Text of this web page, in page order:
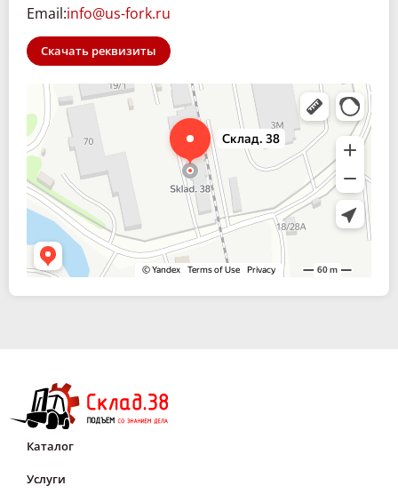
Email:info@us-fork.ru
Скачать реквизиты
Склад. 38
Спецтехника и спецавтомобили в Иркутске
Каталог
Услуги